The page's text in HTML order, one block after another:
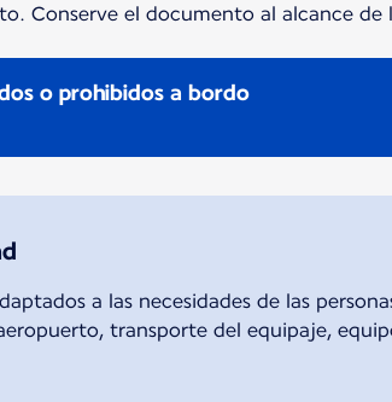
Conserve el documento al alcance de
o prohibidos a bordo
a las necesidades de las
transporte del equipaje,